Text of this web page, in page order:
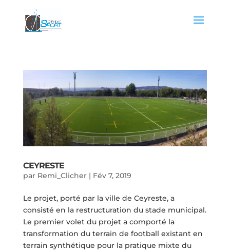
CEYRESTE
par Remi_Clicher| Fév 7, 2019
Le projet, porté par la ville de Ceyreste, a
consisté en la restructuration du stade municipal.
Le premier volet du projet a comporté la
transformation du terrain de football existant en
terrain synthétique pour la pratique mixte du